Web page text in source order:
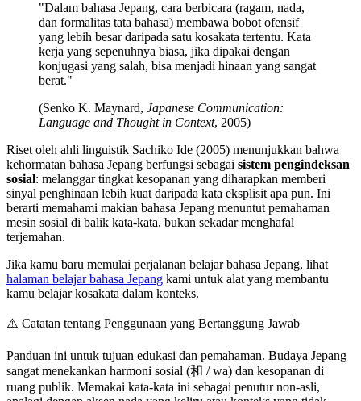
"Dalam bahasa Jepang, cara berbicara (ragam, nada,
dan formalitas tata bahasa) membawa bobot ofensif
yang lebih besar daripada satu kosakata tertentu. Kata
kerja yang sepenuhnya biasa, jika dipakai dengan
konjugasi yang salah, bisa menjadi hinaan yang sangat
berat."
(Senko K. Maynard, Japanese Communication:
Language and Thought in Context, 2005)
Riset oleh ahli linguistik Sachiko Ide (2005) menunjukkan bahwa
kehormatan bahasa Jepang berfungsi sebagai sistem pengindeksan
sosial: melanggar tingkat kesopanan yang diharapkan memberi
sinyal penghinaan lebih kuat daripada kata eksplisit apa pun. Ini
berarti memahami makian bahasa Jepang menuntut pemahaman
mesin sosial di balik kata-kata, bukan sekadar menghafal
terjemahan.
Jika kamu baru memulai perjalanan belajar bahasa Jepang, lihat
halaman belajar bahasa Jepang kami untuk alat yang membantu
kamu belajar kosakata dalam konteks.
⚠️ Catatan tentang Penggunaan yang Bertanggung Jawab
Panduan ini untuk tujuan edukasi dan pemahaman. Budaya Jepang
sangat menekankan harmoni sosial (和 / wa) dan kesopanan di
ruang publik. Memakai kata-kata ini sebagai penutur non-asli,